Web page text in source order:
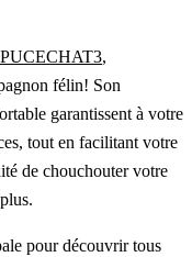
,
félin! Son
garantissent à votre
tout en facilitant votre
de chouchouter votre
pour découvrir tous